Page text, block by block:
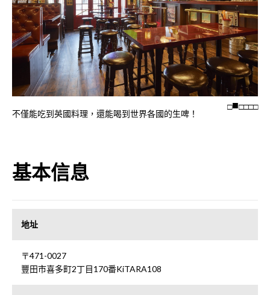
□ □□□□
不僅能吃到英國料理，還能喝到世界各國的生啤！
基本信息
地址
〒471-0027
豐田市喜多町2丁目170番KiTARA108